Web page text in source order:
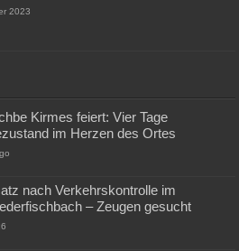
2023
Kirmes feiert: Vier Tage
im Herzen des Ortes
nach Verkehrskontrolle im
– Zeugen gesucht